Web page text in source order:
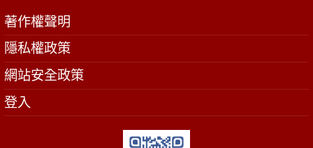
著作權聲明
隱私權政策
網站安全政策
登入